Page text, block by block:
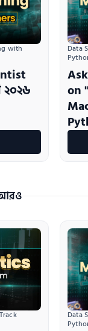
with
২০২৬
Data
on
আরও
Data